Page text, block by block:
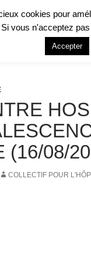
GHT : QU’EST-CE QUE
(16/08/
COLLECTIF POUR
cookies pour
Si vous n'acceptez
Accepter